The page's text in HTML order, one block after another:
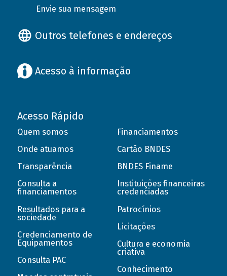
Envie sua mensagem
Outros telefones e endereços
Acesso à informação
Acesso Rápido
Quem somos
Onde atuamos
Transparência
Consulta a
financiamentos
Resultados para a
sociedade
Credenciamento de
Equipamentos
Consulta PAC
Financiamentos
Cartão BNDES
BNDES Finame
Instituições financeiras
credenciadas
Patrocínios
Licitações
Cultura e economia
criativa
Conhecimento